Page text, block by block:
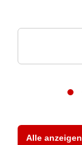
Alle anzeigen